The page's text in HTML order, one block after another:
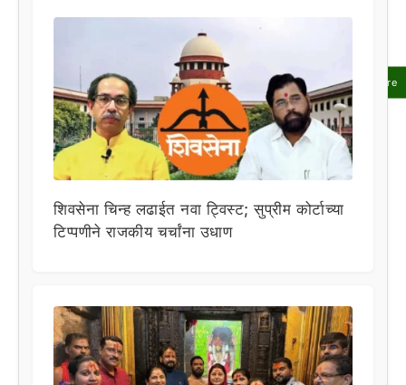
Share
शिवसेना चिन्ह लढाईत नवा ट्विस्ट; सुप्रीम कोर्टाच्या
टिप्पणीने राजकीय चर्चांना उधाण